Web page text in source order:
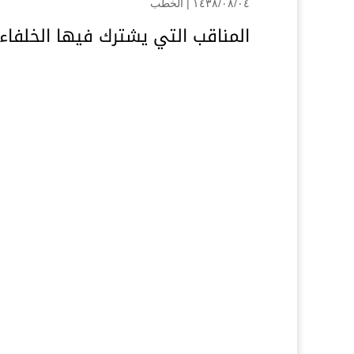
۰۸/۰٤/۱٤۳۸ | الخطب
المناقب التي يشترك فيها الخلفاء